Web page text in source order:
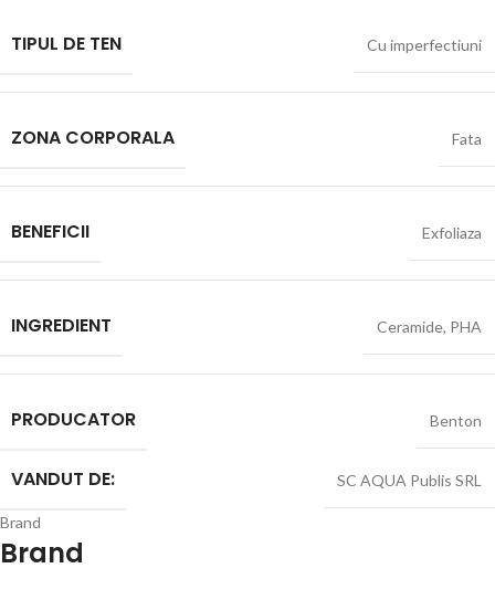
TIPUL DE TEN Cu imperfectiuni
ZONA CORPORALA Fata
BENEFICII Exfoliaza
INGREDIENT Ceramide, PHA
PRODUCATOR Benton
VANDUT DE: SC AQUA Publis SRL
Brand
Brand